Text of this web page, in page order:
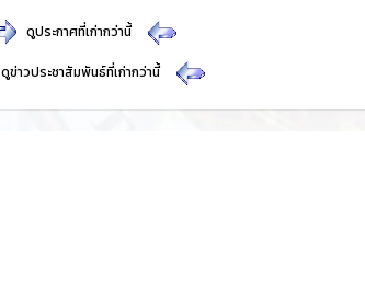
ดูประกาศที่เก่ากว่านี้
ดูข่าวประชาสัมพันธ์ที่เก่ากว่านี้